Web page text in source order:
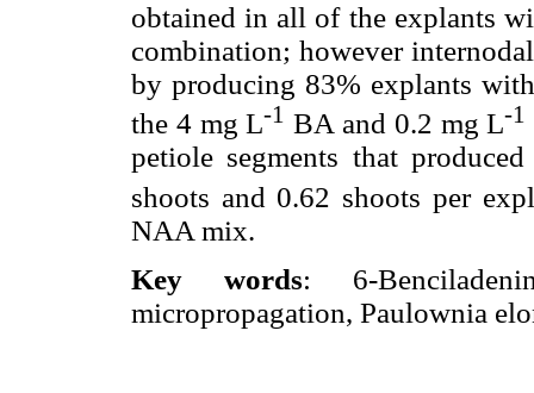
obtained in all of the explants
combination; however
by producing 83% explants
the 4 mg L-1 BA and 0.2 mg L-1
petiole segments that
shoots and 0.62 shoots per
NAA mix.
Key words: 6-
micropropagation, Paulownia